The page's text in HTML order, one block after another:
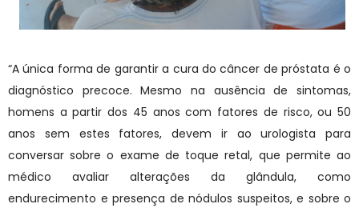
“A única forma de garantir a cura do câncer de próstata é o
diagnóstico precoce. Mesmo na ausência de sintomas,
homens a partir dos 45 anos com fatores de risco, ou 50
anos sem estes fatores, devem ir ao urologista para
conversar sobre o exame de toque retal, que permite ao
médico avaliar alterações da glândula, como
endurecimento e presença de nódulos suspeitos, e sobre o